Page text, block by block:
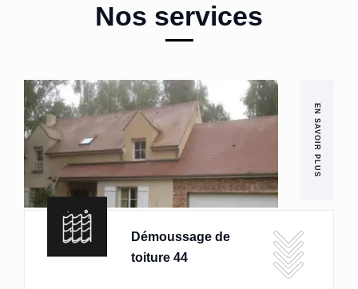
Nos services
EN SAVOIR PLUS
Démoussage de
toiture 44